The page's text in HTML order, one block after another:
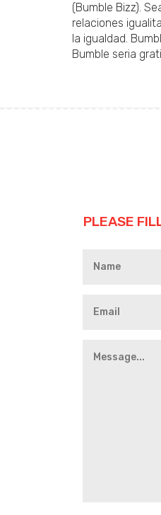
(Bumble Bizz).
relaciones
la igualdad.
Bumble seri­a
PLEASE